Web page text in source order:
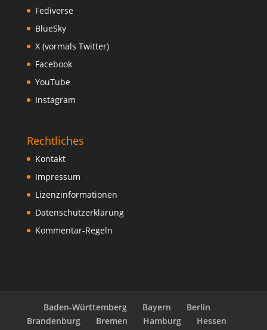
Fediverse
BlueSky
X (vormals Twitter)
Facebook
YouTube
Instagram
Rechtliches
Kontakt
Impressum
Lizenzinformationen
Datenschutzerklärung
Kommentar-Regeln
Baden-Württemberg Bayern
Berlin
Brandenburg
Bremen Hamburg
Hessen